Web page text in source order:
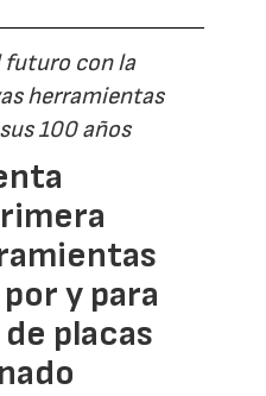
futuro con la
herramientas
100 años
y para
placas